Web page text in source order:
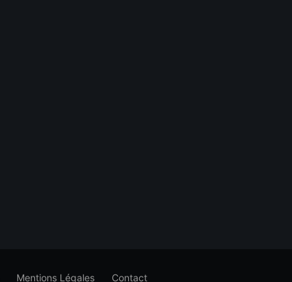
Mentions Légales Contact